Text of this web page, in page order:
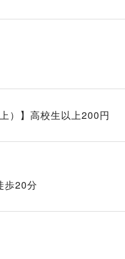
）】高校生以上200円
歩20分